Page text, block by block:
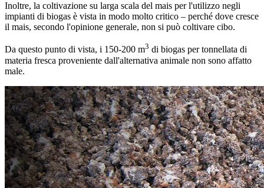
Inoltre, la coltivazione su larga scala del mais per l'utilizzo negli
impianti di biogas è vista in modo molto critico – perché dove cresce
il mais, secondo l'opinione generale, non si può coltivare cibo.
Da questo punto di vista, i 150-200 m3 di biogas per tonnellata di
materia fresca proveniente dall'alternativa animale non sono affatto
male.